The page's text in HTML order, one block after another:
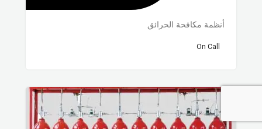
أنظمة مكافحة الحرائق
On Call